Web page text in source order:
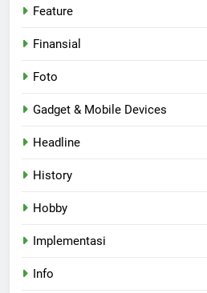
Feature
Finansial
Foto
Gadget & Mobile Devices
Headline
History
Hobby
Implementasi
Info